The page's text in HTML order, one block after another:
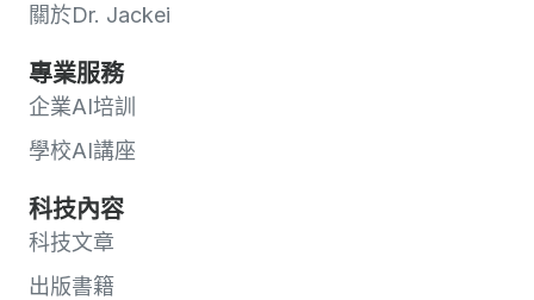
關於Dr. Jackei
專業服務
企業AI培訓
學校AI講座
科技內容
科技文章
出版書籍